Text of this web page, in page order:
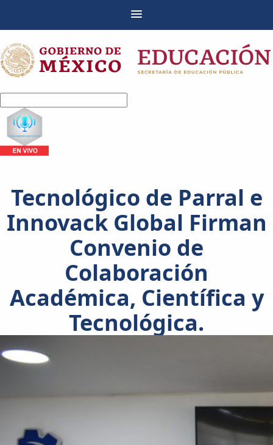
Tecnológico de Parral e
Innovack Global Firman
Convenio de
Colaboración
Académica, Científica y
Tecnológica.